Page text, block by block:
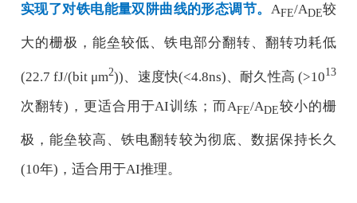
实现了对铁电能量双阱曲线的形态调节。 AFE/ADE较
大的栅极，能垒较低、铁电部分翻转、翻转功耗低
(22.7 fJ/(bit μm2))、速度快(<4.8ns)、耐久性高 (>1013
次翻转) ，更适合用于AI训练；而AFE/ADE较小的栅
极，能垒较高、铁电翻转较为彻底、数据保持长久
(10年) ，适合用于AI推理。